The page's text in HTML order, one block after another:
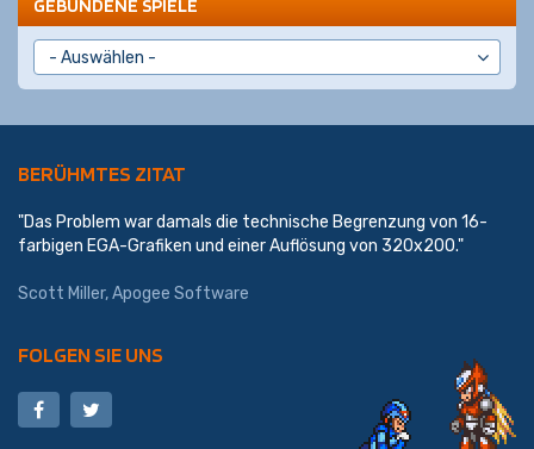
GEBUNDENE SPIELE
BERÜHMTES ZITAT
"Das Problem war damals die technische Begrenzung von 16-
farbigen EGA-Grafiken und einer Auflösung von 320x200."
Scott Miller,Apogee Software
FOLGEN SIE UNS